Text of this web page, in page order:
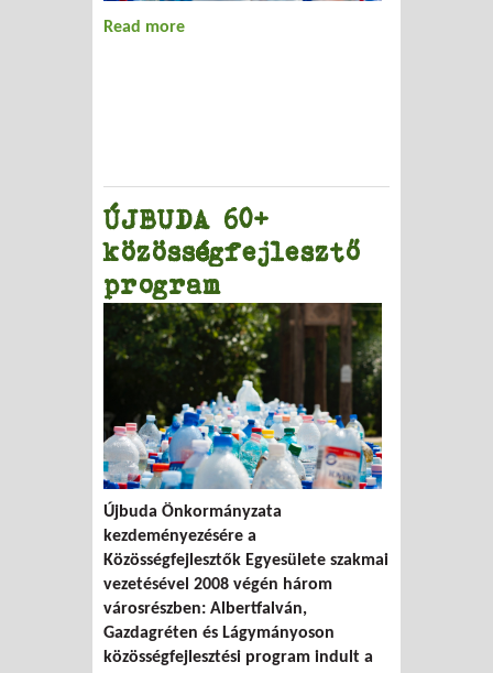
Read more
ÚJBUDA 60+
közösségfejlesztő
program
Újbuda Önkormányzata
kezdeményezésére a
Közösségfejlesztők Egyesülete szakmai
vezetésével 2008 végén három
városrészben: Albertfalván,
Gazdagréten és Lágymányoson
közösségfejlesztési program indult a